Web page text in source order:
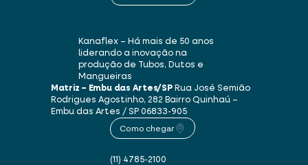
Kanaflex – Há mais de 50 anos
liderando a inovação na
produção de Tubos, Dutos e
Mangueiras
Matriz – Embu das Artes/SPRua José Semião
Rodrigues Agostinho, 282 Bairro Quinhaú –
Embu das Artes / SP06833-905
Como chegar
(11) 4785-2100